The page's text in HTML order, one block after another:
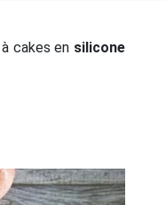
cakes en silicone